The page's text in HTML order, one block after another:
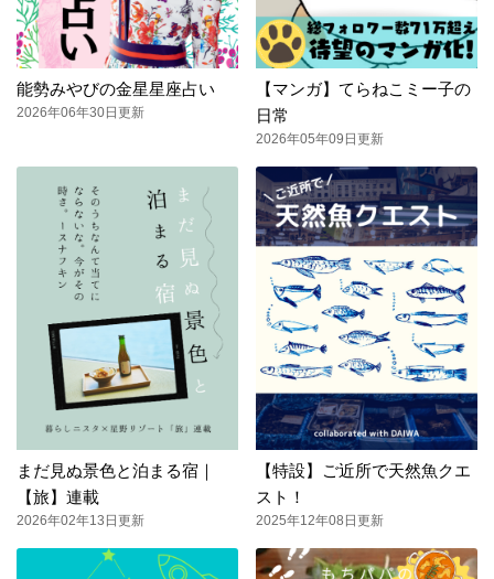
能勢みやびの金星星座占い
2026年06年30日更新
【マンガ】てらねこミー子の
日常
2026年05年09日更新
まだ見ぬ景色と泊まる宿｜
【旅】連載
2026年02年13日更新
【特設】ご近所で天然魚クエ
スト！
2025年12年08日更新